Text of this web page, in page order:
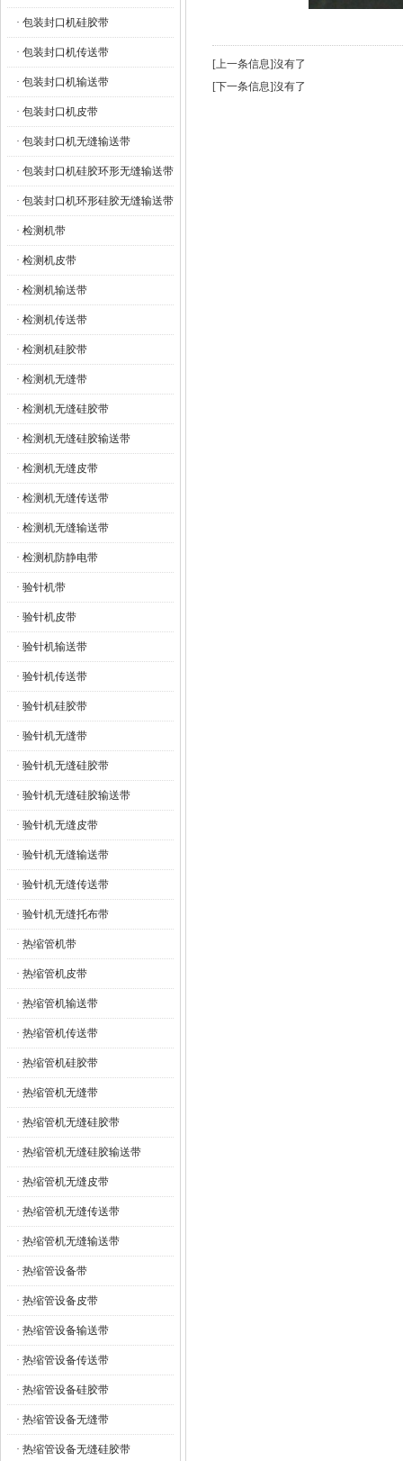
· 包装封口机硅胶带
· 包装封口机传送带
· 包装封口机输送带
· 包装封口机皮带
· 包装封口机无缝输送带
· 包装封口机硅胶环形无缝输送带
· 包装封口机环形硅胶无缝输送带
· 检测机带
· 检测机皮带
· 检测机输送带
· 检测机传送带
· 检测机硅胶带
· 检测机无缝带
· 检测机无缝硅胶带
· 检测机无缝硅胶输送带
· 检测机无缝皮带
· 检测机无缝传送带
· 检测机无缝输送带
· 检测机防静电带
· 验针机带
· 验针机皮带
· 验针机输送带
· 验针机传送带
· 验针机硅胶带
· 验针机无缝带
· 验针机无缝硅胶带
· 验针机无缝硅胶输送带
· 验针机无缝皮带
· 验针机无缝输送带
· 验针机无缝传送带
· 验针机无缝托布带
· 热缩管机带
· 热缩管机皮带
· 热缩管机输送带
· 热缩管机传送带
· 热缩管机硅胶带
· 热缩管机无缝带
· 热缩管机无缝硅胶带
· 热缩管机无缝硅胶输送带
· 热缩管机无缝皮带
· 热缩管机无缝传送带
· 热缩管机无缝输送带
· 热缩管设备带
· 热缩管设备皮带
· 热缩管设备输送带
· 热缩管设备传送带
· 热缩管设备硅胶带
· 热缩管设备无缝带
· 热缩管设备无缝硅胶带
[上一条信息]沒有了
[下一条信息]沒有了